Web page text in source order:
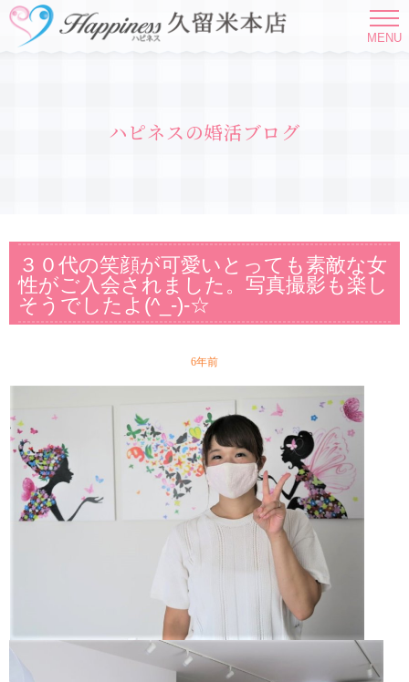
MENU
ハピネスの婚活ブログ
３０代の笑顔が可愛いとっても素敵な女
性がご入会されました。写真撮影も楽し
そうでしたよ(^_-)-☆
6年前